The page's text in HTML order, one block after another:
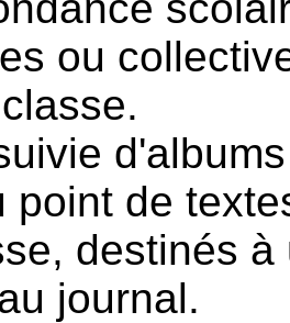
ou
point de
destinés
journal.